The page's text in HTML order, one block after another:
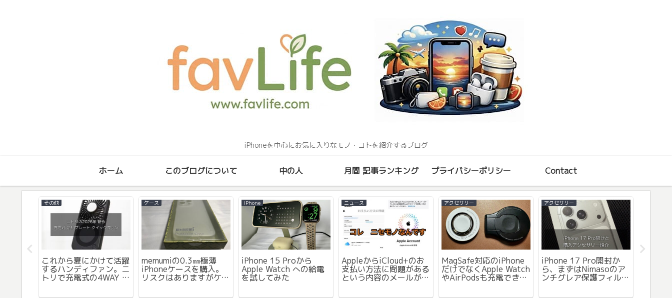
iPhoneを中心にお気に入りなモノ・コトを紹介するブログ
ホーム このブログについて 中の人 月間 記事ランキング プライバシーポリシー Contact
その他
これから夏にかけて活躍
するハンディファン。ニ
トリで充電式の4WAY 冷
ケース
memumiの0.3㎜極薄
iPhoneケースを購入。
リスクはありますがケー
iPhone
iPhone 15 Proから
Apple Watch への給電
を試してみた
ニュース
AppleからiCloud+のお
支払い方法に問題がある
という内容のメールが届
アクセサリー
MagSafe対応のiPhone
だけでなくApple Watch
やAirPodsも充電できる
アクセサリー
iPhone 17 Pro開封か
ら、まずはNimasoのア
ンチグレア保護フィル
iPhone